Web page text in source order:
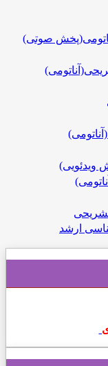
صوتی)
ویدئویی)
ارشد